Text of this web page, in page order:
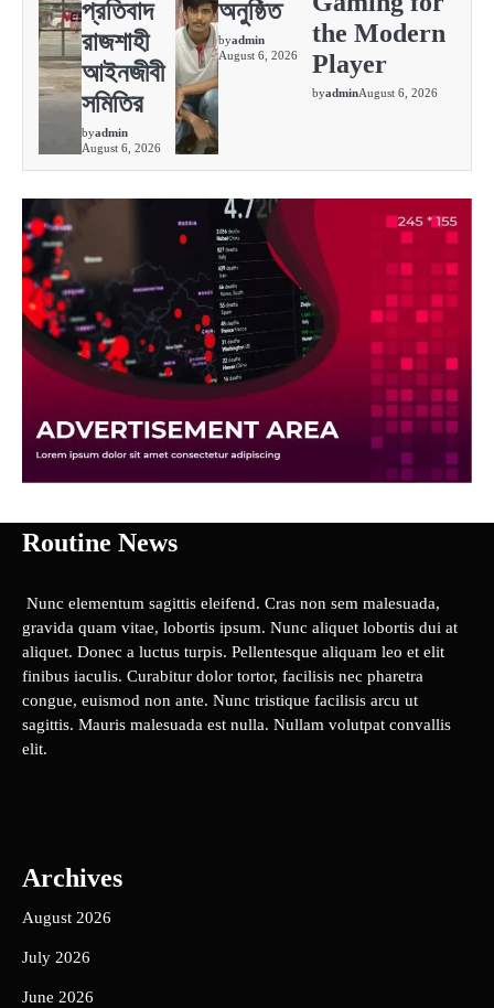
প্রতিবাদ
রাজশাহী
আইনজীবী
সমিতির
byadmin
August 6, 2026
অনুষ্ঠিত
byadmin
August 6, 2026
the Modern
Player
byadminAugust 6, 2026
Routine News
Nunc elementum sagittis eleifend. Cras non sem malesuada,
gravida quam vitae, lobortis ipsum. Nunc aliquet lobortis dui at
aliquet. Donec a luctus turpis. Pellentesque aliquam leo et elit
finibus iaculis. Curabitur dolor tortor, facilisis nec pharetra
congue, euismod non ante. Nunc tristique facilisis arcu ut
sagittis. Mauris malesuada est nulla. Nullam volutpat convallis
elit.
Archives
August 2026
July 2026
June 2026